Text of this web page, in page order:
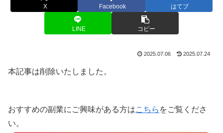
X Facebook はてブ
LINE コピー
2025.07.06 2025.07.24
本記事は削除いたしました。
おすすめの副業にご興味がある方はこちら をご覧くださ
い。